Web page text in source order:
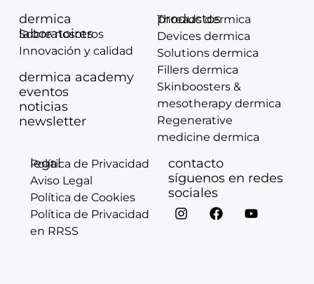
dermica
laboratoires
Sobre nosotros
Innovación y calidad
dermica academy
eventos
noticias
newsletter
productos
Threads dermica
Devices dermica
Solutions dermica
Fillers dermica
Skinboosters &
mesotherapy dermica
Regenerative
medicine dermica
legal
Política de Privacidad
Aviso Legal
Política de Cookies
Política de Privacidad
en RRSS
contacto
síguenos en redes
sociales